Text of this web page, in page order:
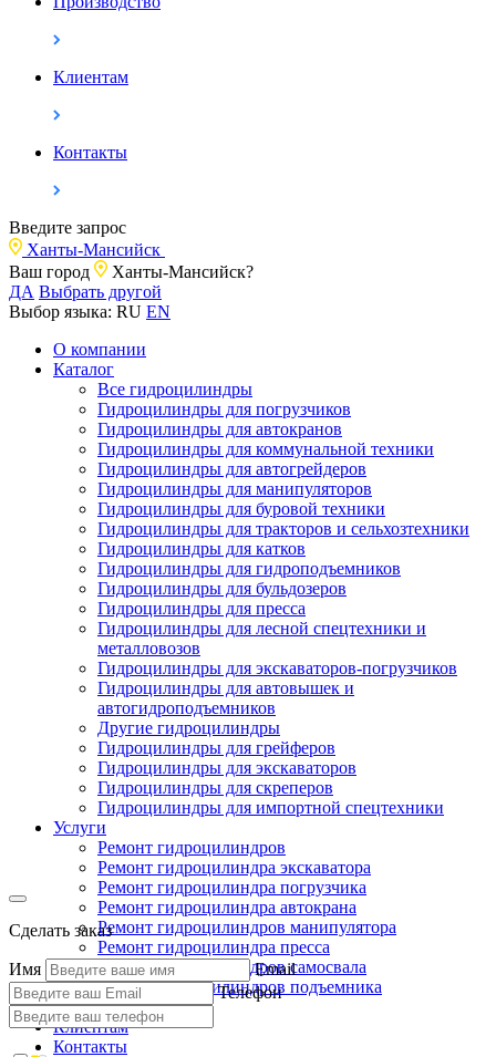
Клиентам
Контакты
Введите запрос
Ханты-Мансийск
Ваш город
Ханты-Мансийск?
ДА Выбрать другой
Выбор языка: RU EN
О компании
Каталог
Все гидроцилиндры
Гидроцилиндры для погрузчиков
Гидроцилиндры для автокранов
Гидроцилиндры для коммунальной техники
Гидроцилиндры для автогрейдеров
Гидроцилиндры для манипуляторов
Гидроцилиндры для буровой техники
Гидроцилиндры для тракторов и сельхозтехники
Гидроцилиндры для катков
Гидроцилиндры для гидроподъемников
Гидроцилиндры для бульдозеров
Гидроцилиндры для пресса
Гидроцилиндры для лесной спецтехники и
металловозов
Гидроцилиндры для экскаваторов-погрузчиков
Гидроцилиндры для автовышек и
автогидроподъемников
Другие гидроцилиндры
Гидроцилиндры для грейферов
Гидроцилиндры для экскаваторов
Гидроцилиндры для скреперов
Гидроцилиндры для импортной спецтехники
Услуги
Ремонт гидроцилиндров
Ремонт гидроцилиндра экскаватора
Ремонт гидроцилиндра погрузчика
Ремонт гидроцилиндра автокрана
Ремонт гидроцилиндров манипулятора
Ремонт гидроцилиндра пресса
Ремонт гидроцилиндров самосвала
Ремонт гидроцилиндров подъемника
Производство
Клиентам
Контакты
Сделать заказ
Имя
Email
Телефон